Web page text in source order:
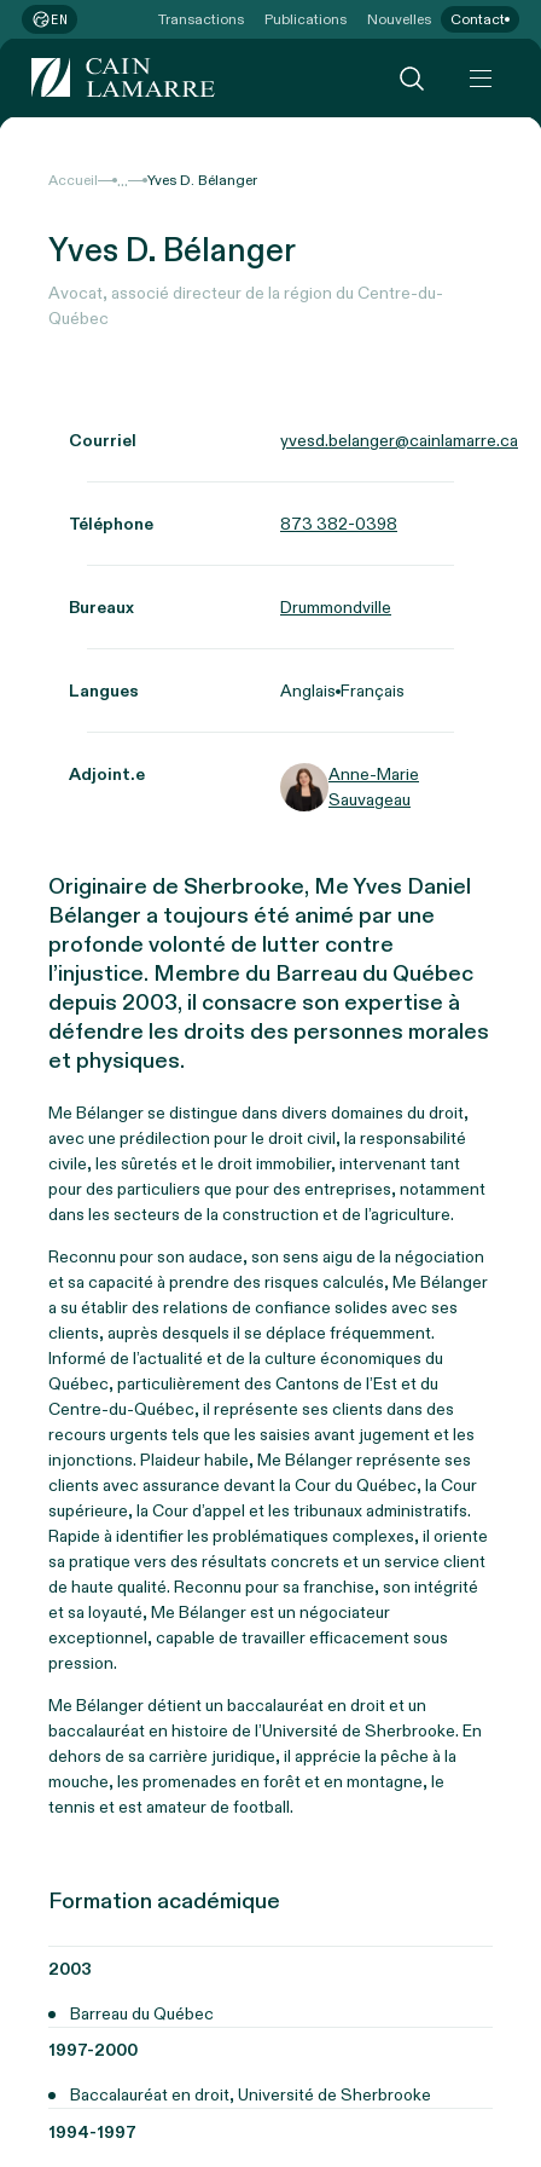
EN Transactions Publications Nouvelles Contact
Accueil ... Yves D. Bélanger
Yves D. Bélanger
Avocat, associé directeur de la région du Centre-du-
Québec
Courriel yvesd.belanger@cainlamarre.ca
Téléphone 873 382-0398
Bureaux Drummondville
Langues Anglais Français
Adjoint.e
Anne-Marie
Sauvageau
Originaire de Sherbrooke, Me Yves Daniel
Bélanger a toujours été animé par une
profonde volonté de lutter contre
l’injustice. Membre du Barreau du Québec
depuis 2003, il consacre son expertise à
défendre les droits des personnes morales
et physiques.
Me Bélanger se distingue dans divers domaines du droit,
avec une prédilection pour le droit civil, la responsabilité
civile, les sûretés et le droit immobilier, intervenant tant
pour des particuliers que pour des entreprises, notamment
dans les secteurs de la construction et de l’agriculture.
Reconnu pour son audace, son sens aigu de la négociation
et sa capacité à prendre des risques calculés, Me Bélanger
a su établir des relations de confiance solides avec ses
clients, auprès desquels il se déplace fréquemment.
Informé de l’actualité et de la culture économiques du
Québec, particulièrement des Cantons de l’Est et du
Centre-du-Québec, il représente ses clients dans des
recours urgents tels que les saisies avant jugement et les
injonctions. Plaideur habile, Me Bélanger représente ses
clients avec assurance devant la Cour du Québec, la Cour
supérieure, la Cour d’appel et les tribunaux administratifs.
Rapide à identifier les problématiques complexes, il oriente
sa pratique vers des résultats concrets et un service client
de haute qualité. Reconnu pour sa franchise, son intégrité
et sa loyauté, Me Bélanger est un négociateur
exceptionnel, capable de travailler efficacement sous
pression.
Me Bélanger détient un baccalauréat en droit et un
baccalauréat en histoire de l’Université de Sherbrooke. En
dehors de sa carrière juridique, il apprécie la pêche à la
mouche, les promenades en forêt et en montagne, le
tennis et est amateur de football.
Formation académique
2003
Barreau du Québec
1997-2000
Baccalauréat en droit, Université de Sherbrooke
1994-1997